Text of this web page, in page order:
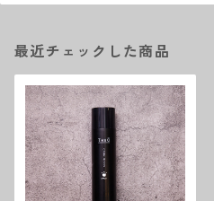
最近チェックした商品